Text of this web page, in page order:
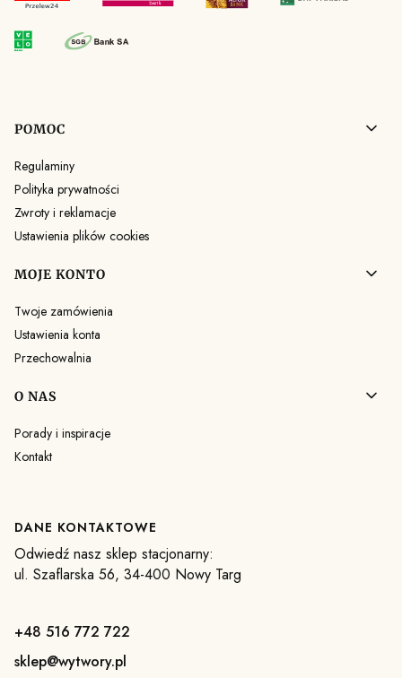
Linki w stopce
POMOC
Regulaminy
Polityka prywatności
Zwroty i reklamacje
Ustawienia plików cookies
MOJE KONTO
Twoje zamówienia
Ustawienia konta
Przechowalnia
O NAS
Porady i inspiracje
Kontakt
DANE KONTAKTOWE
Odwiedź nasz sklep stacjonarny:
ul. Szaflarska 56, 34-400 Nowy Targ
+48 516 772 722
sklep@wytwory.pl